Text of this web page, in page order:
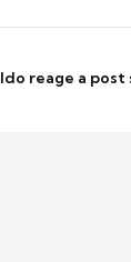
reage a